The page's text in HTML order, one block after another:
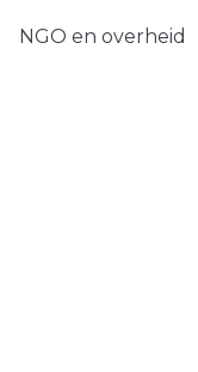
NGO en overheid